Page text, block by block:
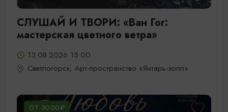
СЛУШАЙ И ТВОРИ: «Ван Гог:
мастерская цветного ветра»
13.08.2026 15:00
Светлогорск, Арт-пространство «Янтарь-холл»
ОТ 3000₽